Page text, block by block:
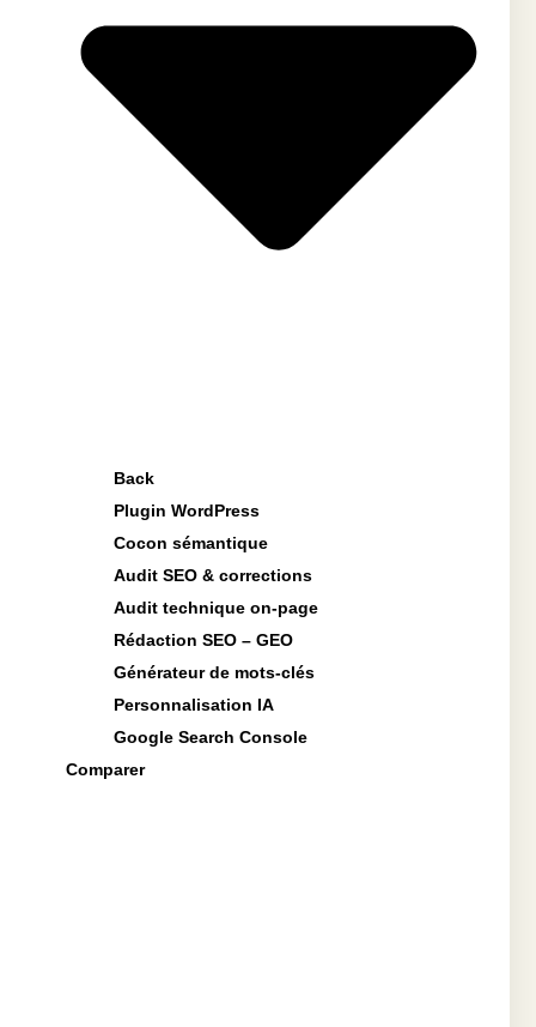
Back
Plugin WordPress
Cocon sémantique
Audit SEO & corrections
Audit technique on-page
Rédaction SEO – GEO
Générateur de mots-clés
Personnalisation IA
Google Search Console
Comparer